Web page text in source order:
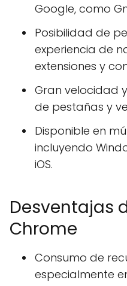
Google, como
Posibilidad de
experiencia de
extensiones y
Gran velocidad
de pestañas y
Disponible en
incluyendo
iOS.
Desventajas
Chrome
Consumo de
especialmente